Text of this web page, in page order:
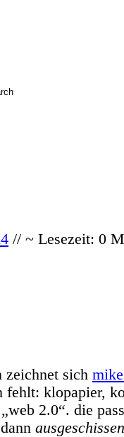
// ~ Lesezeit: 0
sich
klopapier,
2.0“. die
ausgeschissen